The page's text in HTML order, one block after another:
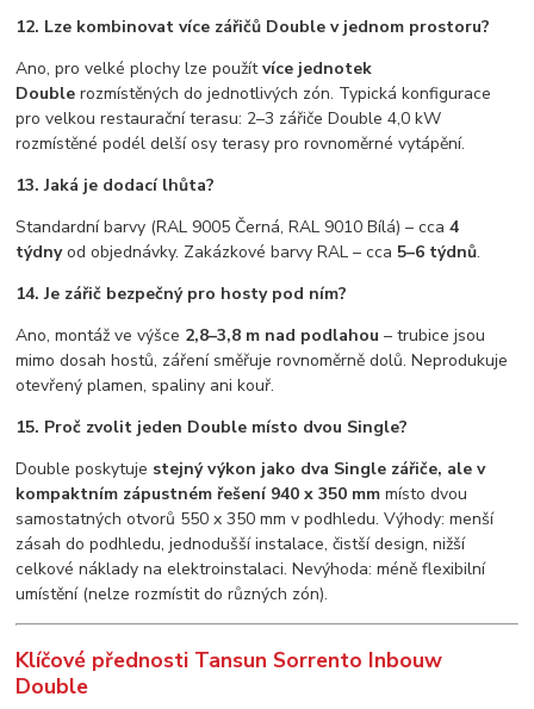
12. Lze kombinovat více zářičů Double v jednom prostoru?
Ano, pro velké plochy lze použítvíce jednotek
Double rozmístěných do jednotlivých zón. Typická konfigurace
pro velkou restaurační terasu: 2–3 zářiče Double 4,0 kW
rozmístěné podél delší osy terasy pro rovnoměrné vytápění.
13. Jaká je dodací lhůta?
Standardní barvy (RAL 9005 Černá, RAL 9010 Bílá) – cca4
týdnyod objednávky. Zakázkové barvy RAL – cca 5–6 týdnů.
14. Je zářič bezpečný pro hosty pod ním?
Ano, montáž ve výšce 2,8–3,8 m nad podlahou – trubice jsou
mimo dosah hostů, záření směřuje rovnoměrně dolů. Neprodukuje
otevřený plamen, spaliny ani kouř.
15. Proč zvolit jeden Double místo dvou Single?
Double poskytuje stejný výkon jako dva Single zářiče, ale v
kompaktním zápustném řešení 940 x 350 mm místo dvou
samostatných otvorů 550 x 350 mm v podhledu. Výhody: menší
zásah do podhledu, jednodušší instalace, čistší design, nižší
celkové náklady na elektroinstalaci. Nevýhoda: méně flexibilní
umístění (nelze rozmístit do různých zón).
Klíčové přednosti Tansun Sorrento Inbouw
Double